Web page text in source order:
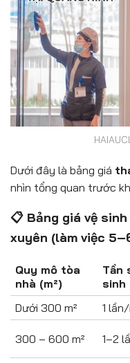
Dưới đây là bảng giá
nhìn tổng quan trước
📋 Bảng giá vệ
xuyên (làm việc
Quy mô tòa
nhà (m²)
Tần
sinh
Dưới 300 m²
1
300 – 600 m² 1–2